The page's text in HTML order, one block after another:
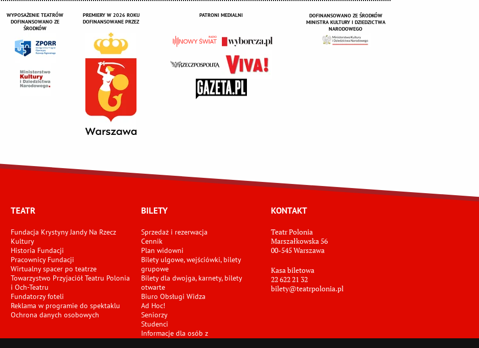
WYPOSAŻENIE TEATRÓW
DOFINANSOWANO ZE
ŚRODKÓW
PREMIERY W 2026 ROKU
DOFINANSOWANE PRZEZ
PATRONI MEDIALNI
DOFINANSOWANO ZE ŚRODKÓW
MINISTRA KULTURY I DZIEDZICTWA
NARODOWEGO
TEATR
Fundacja Krystyny Jandy Na Rzecz
Kultury
Historia Fundacji
Pracownicy Fundacji
Wirtualny spacer po teatrze
Towarzystwo Przyjaciół Teatru Polonia
i Och-Teatru
Fundatorzy foteli
Reklama w programie do spektaklu
Ochrona danych osobowych
BILETY
Sprzedaż i rezerwacja
Cennik
Plan widowni
Bilety ulgowe, wejściówki, bilety
grupowe
Bilety dla dwojga, karnety, bilety
otwarte
Biuro Obsługi Widza
Ad Hoc!
Seniorzy
Studenci
Informacje dla osób z
KONTAKT
Teatr Polonia
Marszałkowska 56
00-545 Warszawa
Kasa biletowa
22 622 21 32
bilety@teatrpolonia.pl